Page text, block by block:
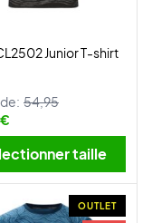
Junior T-shirt
54,95
taille
OUTLET